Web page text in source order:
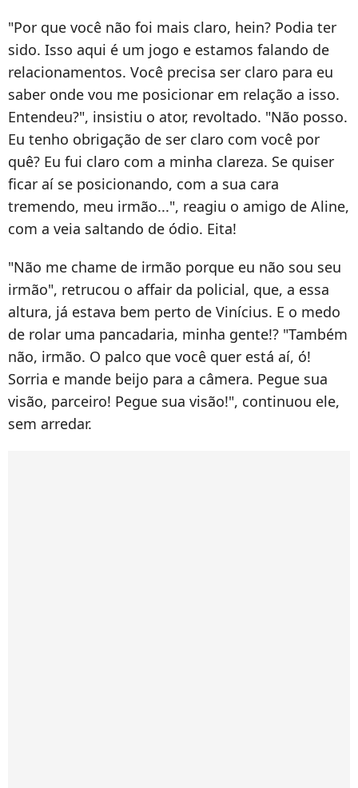
"Por que você não foi mais claro, hein? Podia ter
sido. Isso aqui é um jogo e estamos falando de
relacionamentos. Você precisa ser claro para eu
saber onde vou me posicionar em relação a isso.
Entendeu?", insistiu o ator, revoltado. "Não posso.
Eu tenho obrigação de ser claro com você por
quê? Eu fui claro com a minha clareza. Se quiser
ficar aí se posicionando, com a sua cara
tremendo, meu irmão...", reagiu o amigo de Aline,
com a veia saltando de ódio. Eita!
"Não me chame de irmão porque eu não sou seu
irmão", retrucou o affair da policial, que, a essa
altura, já estava bem perto de Vinícius. E o medo
de rolar uma pancadaria, minha gente!? "Também
não, irmão. O palco que você quer está aí, ó!
Sorria e mande beijo para a câmera. Pegue sua
visão, parceiro! Pegue sua visão!", continuou ele,
sem arredar.